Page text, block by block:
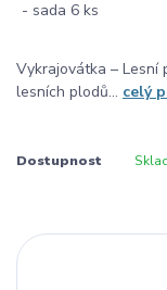
Vykrajovátka – Lesní
lesních plodů... celý
Dostupnost